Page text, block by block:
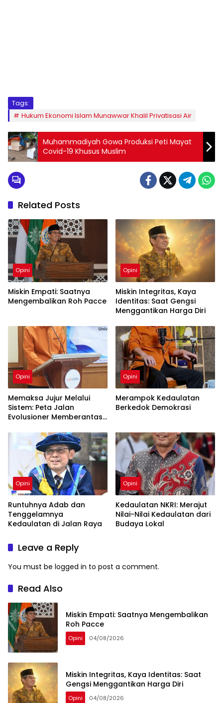
Tags:
Hukum Ekonomi Islam Munawwar Khalil Privatisasi Air
Muhammadiyah Gowa Produksi Peti Mayat
Covid-19 Khusus Muslim
Related Posts
Opini
Miskin Empati: Saatnya
Mengembalikan Roh Pacce
Opini
Miskin Integritas, Kaya
Identitas: Saat Gengsi
Menggantikan Harga Diri
Opini
Memaksa Jujur Melalui
Sistem: Peta Jalan
Evolusioner Memberantas
Opini
Merampok Kedaulatan
Berkedok Demokrasi
Opini
Runtuhnya Adab dan
Tenggelamnya
Kedaulatan di Jalan Raya
Opini
Kedaulatan NKRI: Merajut
Nilai-Nilai Kedaulatan dari
Budaya Lokal
Leave a Reply
You must be logged in to post a comment.
Read Also
Miskin Empati: Saatnya Mengembalikan
Roh Pacce
Opini 04/08/2026
Miskin Integritas, Kaya Identitas: Saat
Gengsi Menggantikan Harga Diri
Opini 04/08/2026